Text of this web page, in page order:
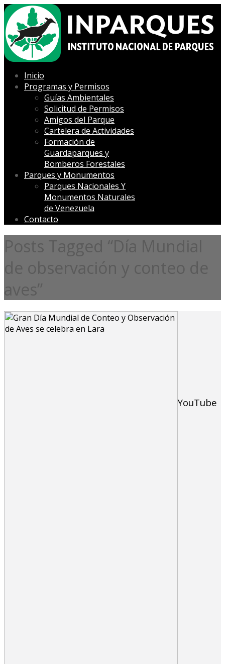
Inicio
Programas y Permisos
Guías Ambientales
Solicitud de Permisos
Amigos del Parque
Cartelera de Actividades
Formación de
Guardaparques y
Bomberos Forestales
Parques y Monumentos
Parques Nacionales Y
Monumentos Naturales
de Venezuela
Contacto
Posts Tagged “Día Mundial
de observación y conteo de
aves”
YouTube